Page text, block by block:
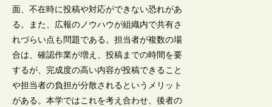
面、不在時に投稿や対応ができない恐れがあ
る。また、広報のノウハウが組織内で共有さ
れづらい点も問題である。担当者が複数の場
合は、確認作業が増え、投稿までの時間を要
するが、完成度の高い内容が投稿できること
や担当者の負担が分散されるというメリット
がある。本学ではこれを考え合わせ、後者の